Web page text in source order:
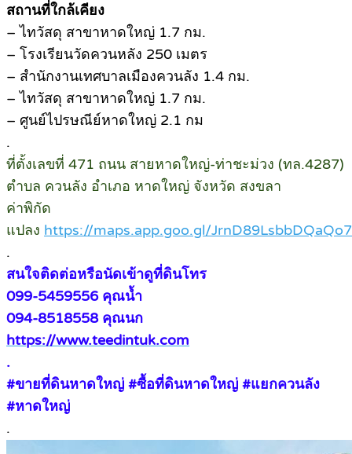
สถานที่ใกล้เคียง
– ไทวัสดุ สาขาหาดใหญ่ 1.7 กม.
– โรงเรียนวัดควนหลัง 250 เมตร
– สำนักงานเทศบาลเมืองควนลัง 1.4 กม.
– ไทวัสดุ สาขาหาดใหญ่ 1.7 กม.
– ศูนย์ไปรษณีย์หาดใหญ่ 2.1 กม
.
ที่ตั้งเลขที่ 471 ถนน สายหาดใหญ่-ท่าชะม่วง (ทล.4287)
ตำบล ควนลัง อำเภอ หาดใหญ่ จังหวัด สงขลา
ค่าพิกัด
แปลง https://maps.app.goo.gl/
.
สนใจติดต่อหรือนัดเข้าดูที่ดินโทร
099-5459556 คุณน้ำ
094-8518558 คุณนก
https://www.teedintuk.com
.
#ขายที่ดินหาดใหญ่ #ซื้อที่ดินหาดใหญ่ #แยกควนลัง
#หาดใหญ่
.